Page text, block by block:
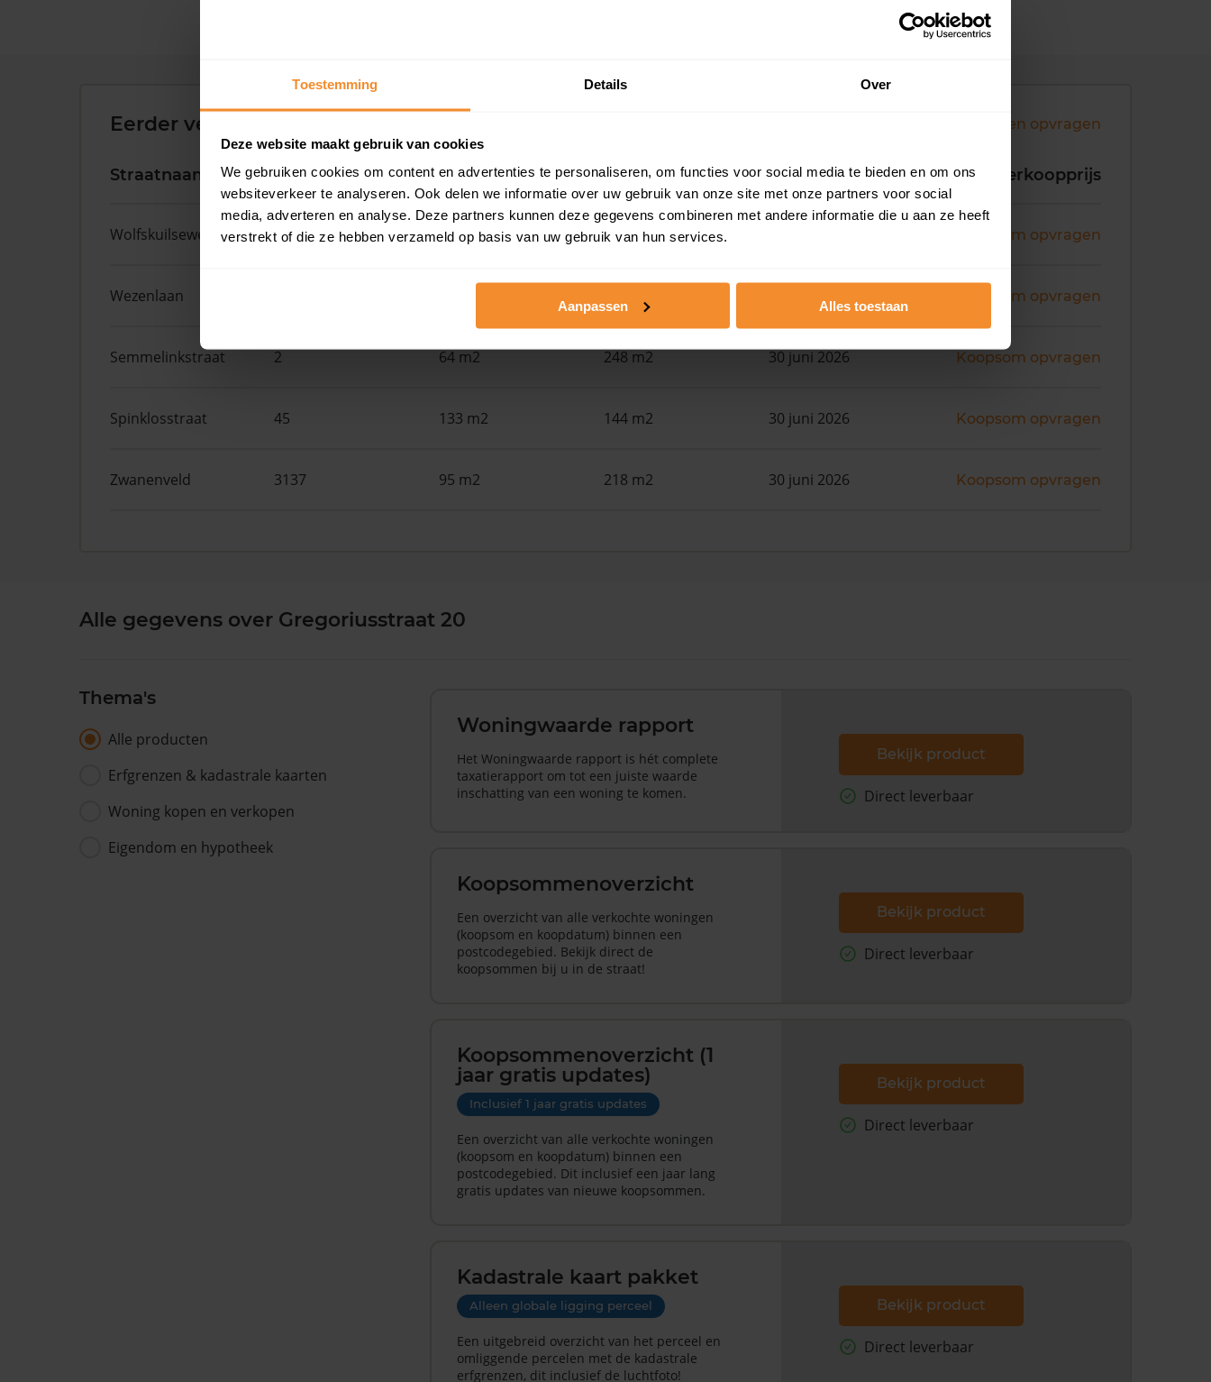
Toestemming Details Over
Deze website maakt gebruik van cookies
We gebruiken cookies om content en advertenties te personaliseren, om functies voor social media te bieden en om ons
websiteverkeer te analyseren. Ook delen we informatie over uw gebruik van onze site met onze partners voor social
media, adverteren en analyse. Deze partners kunnen deze gegevens combineren met andere informatie die u aan ze heeft
verstrekt of die ze hebben verzameld op basis van uw gebruik van hun services.
Aanpassen Alles toestaan
Eerder verkochte woningen in de buurt Andere koopsommen opvragen
Straatnaam Huisnr. Woonoppervlak Perceel Verkoopdatum Verkoopprijs
Wolfskuilseweg 106 108 m2 153 m2 Koopsom opvragen
Wezenlaan Koopsom opvragen
Semmelinkstraat 2 64 m2 248 m2 30 juni 2026 Koopsom opvragen
Spinklosstraat 45 133 m2 144 m2 30 juni 2026 Koopsom opvragen
Zwanenveld 3137 95 m2 218 m2 30 juni 2026 Koopsom opvragen
Alle gegevens over Gregoriusstraat 20
Thema's
Alle producten
Erfgrenzen & kadastrale kaarten
Woning kopen en verkopen
Eigendom en hypotheek
Woningwaarde rapport
Het Woningwaarde rapport is hét complete
taxatierapport om tot een juiste waarde
inschatting van een woning te komen.
Bekijk product
Direct leverbaar
Koopsommenoverzicht
Een overzicht van alle verkochte woningen
(koopsom en koopdatum) binnen een
postcodegebied. Bekijk direct de
koopsommen bij u in de straat!
Bekijk product
Direct leverbaar
Koopsommenoverzicht (1
jaar gratis updates)
Inclusief 1 jaar gratis updates
Een overzicht van alle verkochte woningen
(koopsom en koopdatum) binnen een
postcodegebied. Dit inclusief een jaar lang
gratis updates van nieuwe koopsommen.
Bekijk product
Direct leverbaar
Kadastrale kaart pakket
Alleen globale ligging perceel
Een uitgebreid overzicht van het perceel en
omliggende percelen met de kadastrale
erfgrenzen, dit inclusief de luchtfoto!
Bekijk product
Direct leverbaar